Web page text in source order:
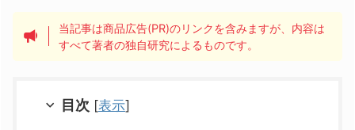
当記事は商品広告(PR)のリンクを含みますが、内容は
すべて著者の独自研究によるものです。
目次 [表示]